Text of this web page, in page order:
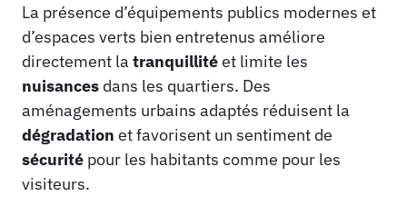
La présence d’équipements publics modernes et
d’espaces verts bien entretenus améliore
directement la tranquillitéet limite les
nuisances dans les quartiers. Des
aménagements urbains adaptés réduisent la
dégradation et favorisent un sentiment de
sécurité pour les habitants comme pour les
visiteurs.